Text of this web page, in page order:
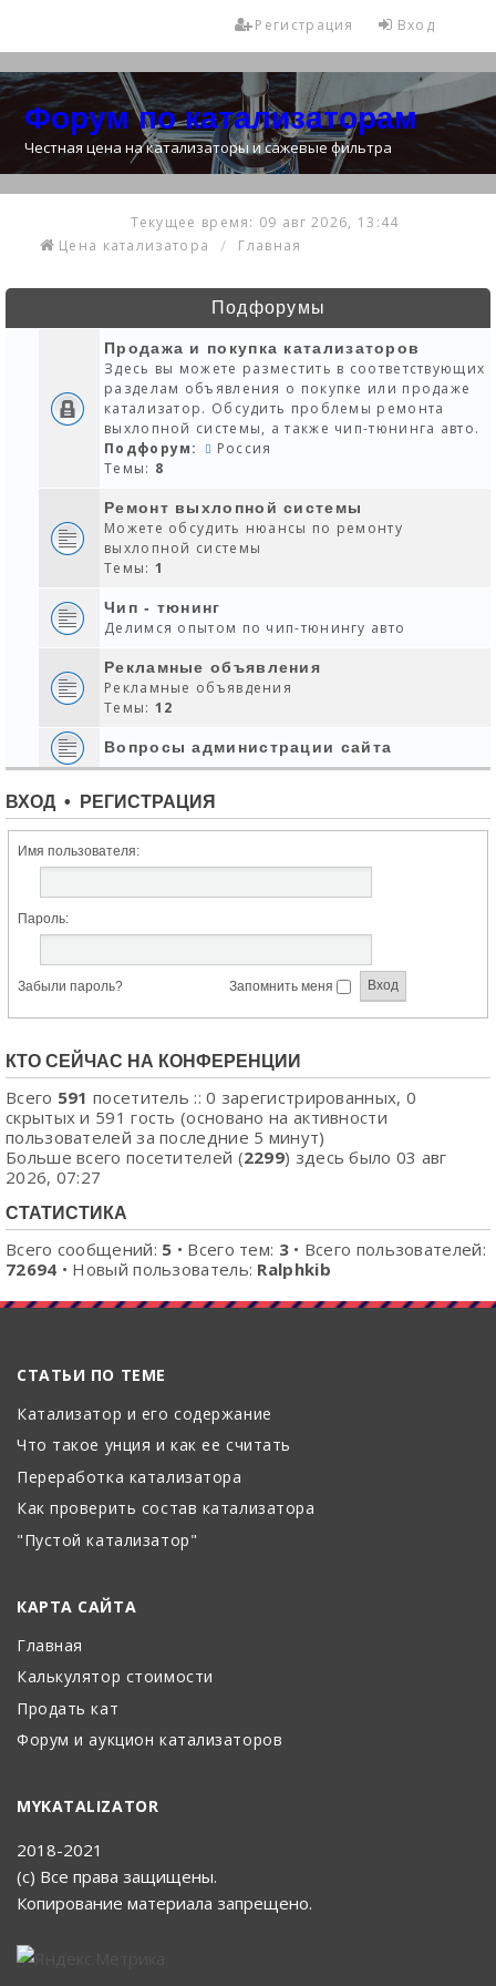
Вход
Регистрация
Форум по катализаторам
Честная цена на катализаторы и сажевые фильтра
Текущее время: 09 авг 2026, 13:44
Цена катализатора
Главная
Подфорумы
Продажа и покупка катализаторов
Здесь вы можете разместить в соответствующих
разделам объявления о покупке или продаже
катализатор. Обсудить проблемы ремонта
выхлопной системы, а также чип-тюнинга авто.
Подфорум:
Россия
Темы: 8
Ремонт выхлопной системы
Можете обсудить нюансы по ремонту
выхлопной системы
Темы: 1
Чип - тюнинг
Делимся опытом по чип-тюнингу авто
Рекламные объявления
Рекламные объявдения
Темы: 12
Вопросы администрации сайта
ВХОД • РЕГИСТРАЦИЯ
Имя пользователя:
Пароль:
Забыли пароль? Запомнить меня
КТО СЕЙЧАС НА КОНФЕРЕНЦИИ
Всего 591 посетитель :: 0 зарегистрированных, 0
скрытых и 591 гость (основано на активности
пользователей за последние 5 минут)
Больше всего посетителей (2299) здесь было 03 авг
2026, 07:27
СТАТИСТИКА
Всего сообщений: 5 • Всего тем: 3• Всего пользователей:
72694 • Новый пользователь: Ralphkib
СТАТЬИ ПО ТЕМЕ
Катализатор и его содержание
Что такое унция и как ее считать
Переработка катализатора
Как проверить состав катализатора
"Пустой катализатор"
КАРТА САЙТА
Главная
Калькулятор стоимости
Продать кат
Форум и аукцион катализаторов
MYKATALIZATOR
2018-2021
(с) Все права защищены.
Копирование материала запрещено.